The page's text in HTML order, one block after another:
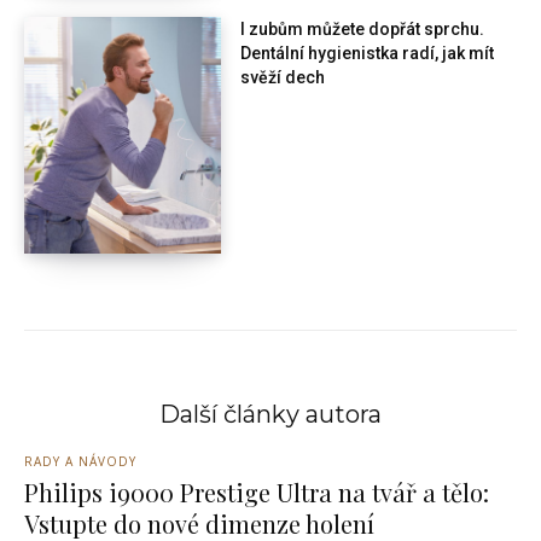
I zubům můžete dopřát sprchu.
Dentální hygienistka radí, jak mít
svěží dech
Další články autora
RADY A NÁVODY
Philips i9000 Prestige Ultra na tvář a tělo:
Vstupte do nové dimenze holení